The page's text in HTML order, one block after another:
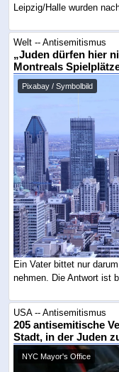
Leipzig/Halle wurden
Welt -- Antisemitismus
„Juden dürfen hier
Montreals
Pixabay / Symbolbild
Ein Vater bittet nur
nehmen. Die Antwort ist
USA -- Antisemitismus
205 antisemitische
Stadt, in der Juden
NYC Mayor's Office